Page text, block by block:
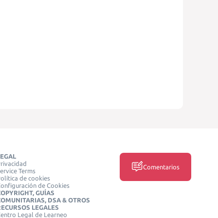
Terms
de cookies
de Cookies
GUÍAS
DSA & OTROS
LEGALES
Legal de Learneo
Comentarios